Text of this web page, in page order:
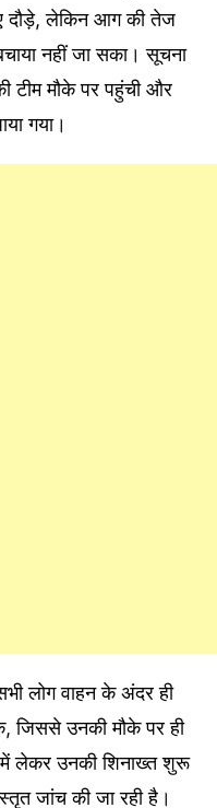
दौड़े, लेकिन आग की तेज
नहीं जा सका। सूचना
टीम मौके पर पहुंची और
गया।
लोग वाहन के अंदर ही
जिससे उनकी मौके पर ही
लेकर उनकी शिनाख्त शुरू
जांच की जा रही है।